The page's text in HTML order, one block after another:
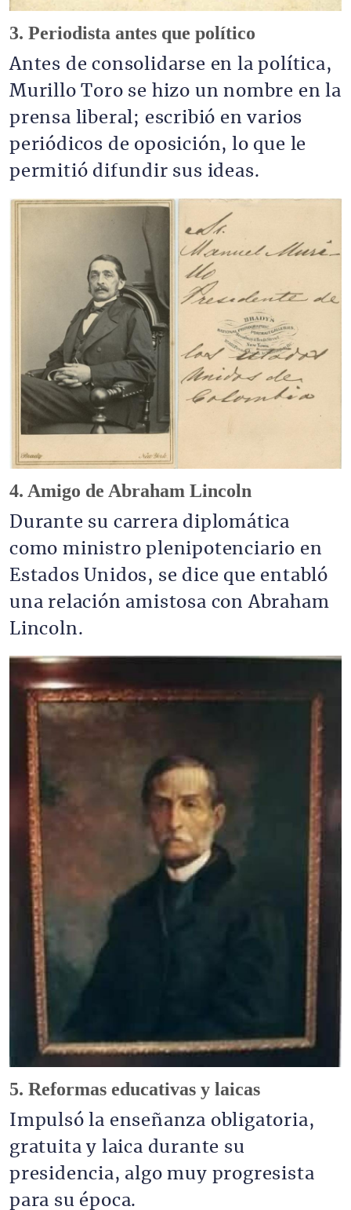
3. Periodista antes que político
Antes de consolidarse en la política,
Murillo Toro se hizo un nombre en la
prensa liberal; escribió en varios
periódicos de oposición, lo que le
permitió difundir sus ideas.
Imagen
4. Amigo de Abraham Lincoln
Durante su carrera diplomática
como ministro plenipotenciario en
Estados Unidos, se dice que entabló
una relación amistosa con Abraham
Lincoln.
Imagen
5. Reformas educativas y laicas
Impulsó la enseñanza obligatoria,
gratuita y laica durante su
presidencia, algo muy progresista
para su época.